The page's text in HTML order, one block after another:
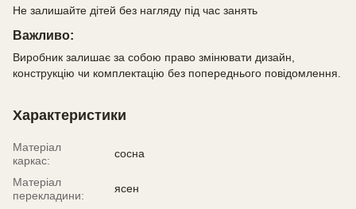
Не залишайте дітей без нагляду під час занять
Важливо:
Виробник залишає за собою право змінювати дизайн,
конструкцію чи комплектацію без попереднього повідомлення.
Характеристики
Матеріал
каркас:
сосна
Матеріал
перекладини:
ясен